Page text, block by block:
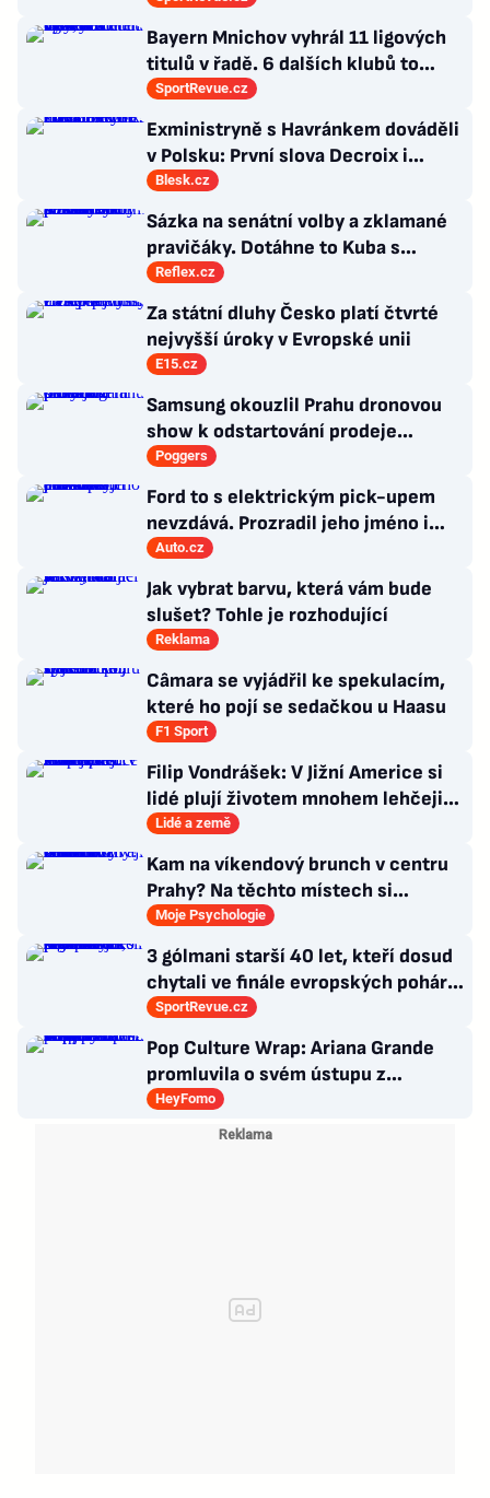
Bayern Mnichov vyhrál 11 ligových
titulů v řadě. 6 dalších klubů to
zvládlo také, některé i víckrát
SportRevue.cz
Exministryně s Havránkem dováděli
v Polsku: První slova Decroix i
Havránkové!
Blesk.cz
Sázka na senátní volby a zklamané
pravičáky. Dotáhne to Kuba s
hnutím Naše Česko do celostátní
politiky?
Reflex.cz
Za státní dluhy Česko platí čtvrté
nejvyšší úroky v Evropské unii
E15.cz
Samsung okouzlil Prahu dronovou
show k odstartování prodeje
nových produktů
Poggers
Ford to s elektrickým pick-upem
nevzdává. Prozradil jeho jméno i
atraktivní cenovku
Auto.cz
Jak vybrat barvu, která vám bude
slušet? Tohle je rozhodující
Reklama
Câmara se vyjádřil ke spekulacím,
které ho pojí se sedačkou u Haasu
F1 Sport
Filip Vondrášek: V Jižní Americe si
lidé plují životem mnohem lehčeji,
věci tolik neřeší
Lidé a země
Kam na víkendový brunch v centru
Prahy? Na těchto místech si
dlouhou snídani užívají i místní
Moje Psychologie
3 gólmani starší 40 let, kteří dosud
chytali ve finále evropských pohárů.
Všichni odešli ze hřiště jako
poražení
SportRevue.cz
Pop Culture Wrap: Ariana Grande
promluvila o svém ústupu z
veřejného života a Sophia z
KATSEYE si dává pauzu od skupiny
HeyFomo